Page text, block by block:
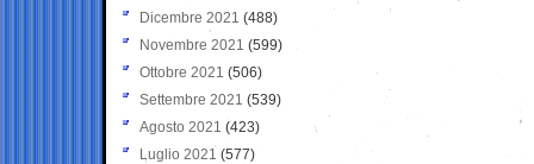
Dicembre 2021 (488)
Novembre 2021 (599)
Ottobre 2021 (506)
Settembre 2021 (539)
Agosto 2021 (423)
Luglio 2021 (577)